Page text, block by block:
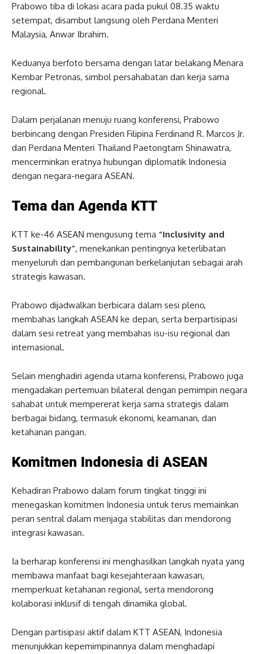
Prabowo tiba di lokasi acara pada pukul 08.35 waktu
setempat, disambut langsung oleh Perdana Menteri
Malaysia, Anwar Ibrahim.
Keduanya berfoto bersama dengan latar belakang Menara
Kembar Petronas, simbol persahabatan dan kerja sama
regional.
Dalam perjalanan menuju ruang konferensi, Prabowo
berbincang dengan Presiden Filipina Ferdinand R. Marcos Jr.
dan Perdana Menteri Thailand Paetongtarn Shinawatra,
mencerminkan eratnya hubungan diplomatik Indonesia
dengan negara-negara ASEAN.
Tema dan Agenda KTT
KTT ke-46 ASEAN mengusung tema “Inclusivity and
Sustainability”, menekankan pentingnya keterlibatan
menyeluruh dan pembangunan berkelanjutan sebagai arah
strategis kawasan.
Prabowo dijadwalkan berbicara dalam sesi pleno,
membahas langkah ASEAN ke depan, serta berpartisipasi
dalam sesi retreat yang membahas isu-isu regional dan
internasional.
Selain menghadiri agenda utama konferensi, Prabowo juga
mengadakan pertemuan bilateral dengan pemimpin negara
sahabat untuk mempererat kerja sama strategis dalam
berbagai bidang, termasuk ekonomi, keamanan, dan
ketahanan pangan.
Komitmen Indonesia di ASEAN
Kehadiran Prabowo dalam forum tingkat tinggi ini
menegaskan komitmen Indonesia untuk terus memainkan
peran sentral dalam menjaga stabilitas dan mendorong
integrasi kawasan.
Ia berharap konferensi ini menghasilkan langkah nyata yang
membawa manfaat bagi kesejahteraan kawasan,
memperkuat ketahanan regional, serta mendorong
kolaborasi inklusif di tengah dinamika global.
Dengan partisipasi aktif dalam KTT ASEAN, Indonesia
menunjukkan kepemimpinannya dalam menghadapi